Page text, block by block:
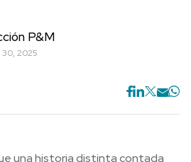
P&M
2025
una historia distinta contada